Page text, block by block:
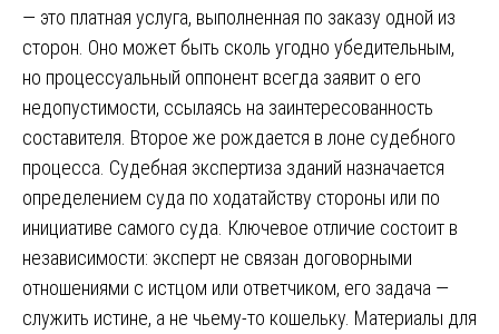
— это платная услуга, выполненная по заказу одной из
сторон. Оно может быть сколь угодно убедительным,
но процессуальный оппонент всегда заявит о его
недопустимости, ссылаясь на заинтересованность
составителя. Второе же рождается в лоне судебного
процесса. Судебная экспертиза зданий назначается
определением суда по ходатайству стороны или по
инициативе самого суда. Ключевое отличие состоит в
независимости: эксперт не связан договорными
отношениями с истцом или ответчиком, его задача —
служить истине, а не чьему-то кошельку. Материалы для